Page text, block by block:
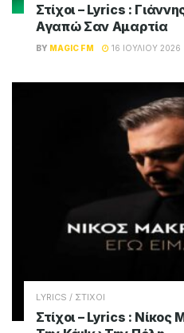
Στίχοι – Lyrics :
Αγαπώ Σαν Αμαρτία
BY MAGIC FM 16 ΙΟΥΛΊΟΥ 2026
LYRICS / ΣΤΙΧΟΙ
Στίχοι – Lyrics :